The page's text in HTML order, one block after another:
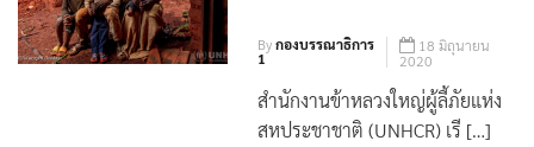
Byกองบรรณาธิการ
1
18 มิถุนายน
2020
สำนักงานข้าหลวงใหญ่ผู้ลี้ภัยแห่ง
สหประชาชาติ (UNHCR) เรี […]